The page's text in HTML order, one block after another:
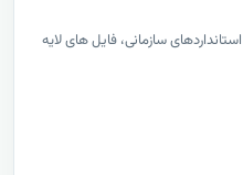
سازمانی، فایل های لایه